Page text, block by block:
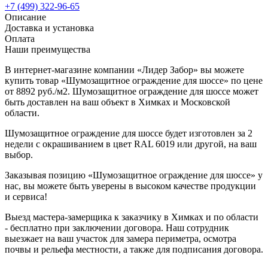
+7 (499) 322-96-65
Описание
Доставка и установка
Оплата
Наши преимущества
В интернет-магазине компании «Лидер Забор» вы можете
купить товар «Шумозащитное ограждение для шоссе» по цене
от 8892 руб./м2. Шумозащитное ограждение для шоссе может
быть доставлен на ваш объект в Химках и Московской
области.
Шумозащитное ограждение для шоссе будет изготовлен за 2
недели с окрашиванием в цвет RAL 6019 или другой, на ваш
выбор.
Заказывая позицию «Шумозащитное ограждение для шоссе» у
нас, вы можете быть уверены в высоком качестве продукции
и сервиса!
Выезд мастера-замерщика к заказчику в Химках и по области
- бесплатно при заключении договора. Наш сотрудник
выезжает на ваш участок для замера периметра, осмотра
почвы и рельефа местности, а также для подписания договора.